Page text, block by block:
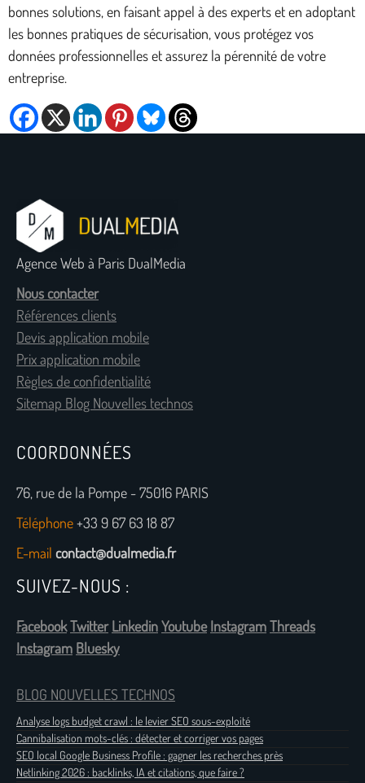
bonnes solutions, en faisant appel à des experts et en adoptant
les bonnes pratiques de sécurisation, vous protégez vos
données professionnelles et assurez la pérennité de votre
entreprise.
Agence Web à Paris DualMedia
Nous contacter
Références clients
Devis application mobile
Prix application mobile
Règles de confidentialité
Sitemap Blog Nouvelles technos
COORDONNÉES
76, rue de la Pompe - 75016 PARIS
Téléphone+33 9 67 63 18 87
E-mail contact@dualmedia.fr
SUIVEZ-NOUS :
FacebookTwitter LinkedinYoutube InstagramThreads
Instagram Bluesky
BLOG NOUVELLES TECHNOS
Analyse logs budget crawl : le levier SEO sous-exploité
Cannibalisation mots-clés : détecter et corriger vos pages
SEO local Google Business Profile : gagner les recherches près
Netlinking 2026 : backlinks, IA et citations, que faire ?